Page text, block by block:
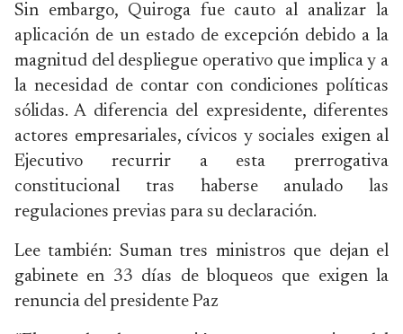
Sin embargo, Quiroga fue cauto al analizar la
aplicación de un estado de excepción debido a la
magnitud del despliegue operativo que implica y a
la necesidad de contar con condiciones políticas
sólidas. A diferencia del expresidente, diferentes
actores empresariales, cívicos y sociales exigen al
Ejecutivo recurrir a esta prerrogativa
constitucional tras haberse anulado las
regulaciones previas para su declaración.
Lee también: Suman tres ministros que dejan el
gabinete en 33 días de bloqueos que exigen la
renuncia del presidente Paz